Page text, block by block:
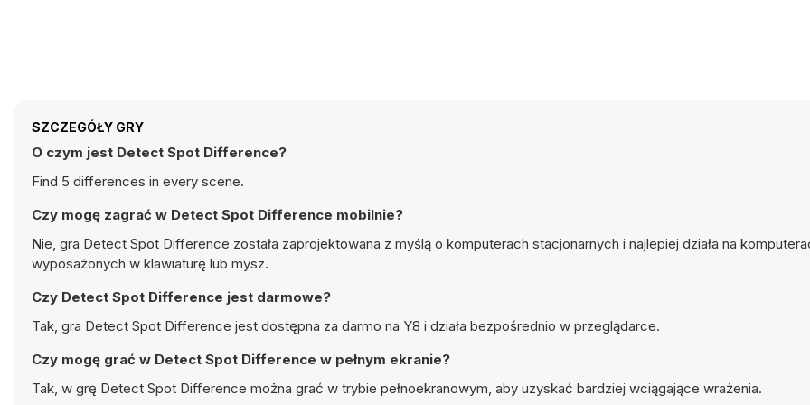
SZCZEGÓŁY GRY
O czym jest Detect Spot Difference?
Find 5 differences in every scene.
Czy mogę zagrać w Detect Spot Difference mobilnie?
Nie, gra Detect Spot Difference została zaprojektowana z myślą o komputerach stacjonarnych i najlepiej działa na
wyposażonych w klawiaturę lub mysz.
Czy Detect Spot Difference jest darmowe?
Tak, gra Detect Spot Difference jest dostępna za darmo na Y8 i działa bezpośrednio w przeglądarce.
Czy mogę grać w Detect Spot Difference w pełnym ekranie?
Tak, w grę Detect Spot Difference można grać w trybie pełnoekranowym, aby uzyskać bardziej wciągające wrażenia.